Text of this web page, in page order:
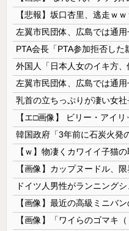
【悲報】坂口杏里、逃走ｗ
乳首の立ちっぷりが凄い女
【エ□画像】 ビリー・アイ
【ｗ】物凄くカワイイ子猫
【画像】カップヌードル、
【画像】最近の高級ミニバ
【画像】「ワイらのゴマキ（